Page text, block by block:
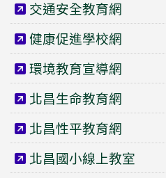
交通安全教育網
健康促進學校網
環境教育宣導網
北昌生命教育網
北昌性平教育網
北昌國小線上教室